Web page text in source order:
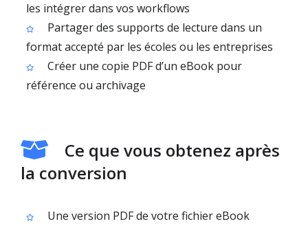
les intégrer dans vos workflows
Partager des supports de lecture dans un
format accepté par les écoles ou les entreprises
Créer une copie PDF d’un eBook pour
référence ou archivage
Ce que vous obtenez après
la conversion
Une version PDF de votre fichier eBook